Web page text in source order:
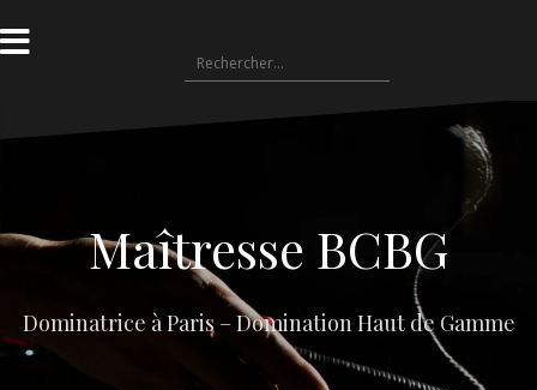
au
contenu
Rechercher :
Maîtresse BCBG
Dominatrice à Paris – Domination Haut de Gamme